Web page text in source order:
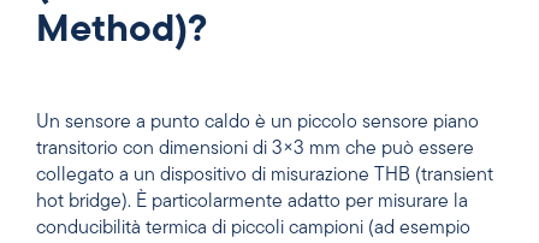
Method)?
Un sensore a punto caldo è un piccolo sensore piano
transitorio con dimensioni di 3×3 mm che può essere
collegato a un dispositivo di misurazione THB (transient
hot bridge). È particolarmente adatto per misurare la
conducibilità termica di piccoli campioni (ad esempio